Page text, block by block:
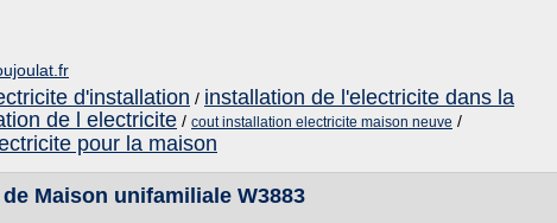
d'installation / installation de l'electricite dans la
de l electricite / cout installation electricite maison neuve /
pour la maison
Maison unifamiliale W3883